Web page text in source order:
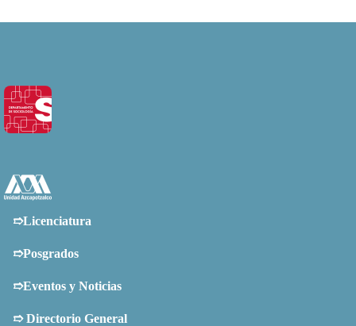
➱Licenciatura
➱Posgrados
➱Eventos y Noticias
➱Directorio General